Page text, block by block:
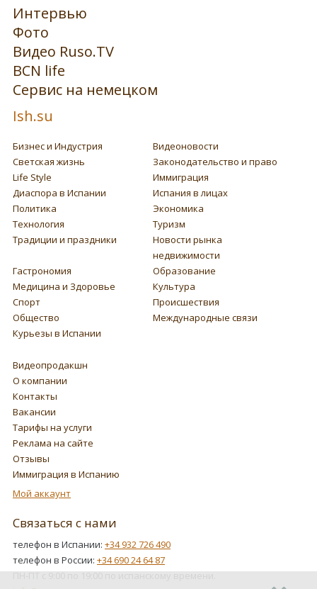
Интервью
Фото
Видео Ruso.TV
BCN life
Сервис на немецком
Ish.su
Бизнес и Индустрия
Видеоновости
Светская жизнь
Законодательство и право
Life Style
Иммиграция
Диаспора в Испании
Испания в лицах
Политика
Экономика
Технология
Туризм
Традиции и праздники
Новости рынка
недвижимости
Гастрономия
Образование
Медицина и Здоровье
Культура
Спорт
Происшествия
Общество
Международные связи
Курьезы в Испании
Видеопродакшн
О компании
Контакты
Вакансии
Тарифы на услуги
Реклама на сайте
Отзывы
Иммиграция в Испанию
Мой аккаунт
Связаться с нами
телефон в Испании: +34 932 726 490
телефон в России: +34 690 24 64 87
ПН-ПТ с 9:00 по 19:00 по испанскому времени.